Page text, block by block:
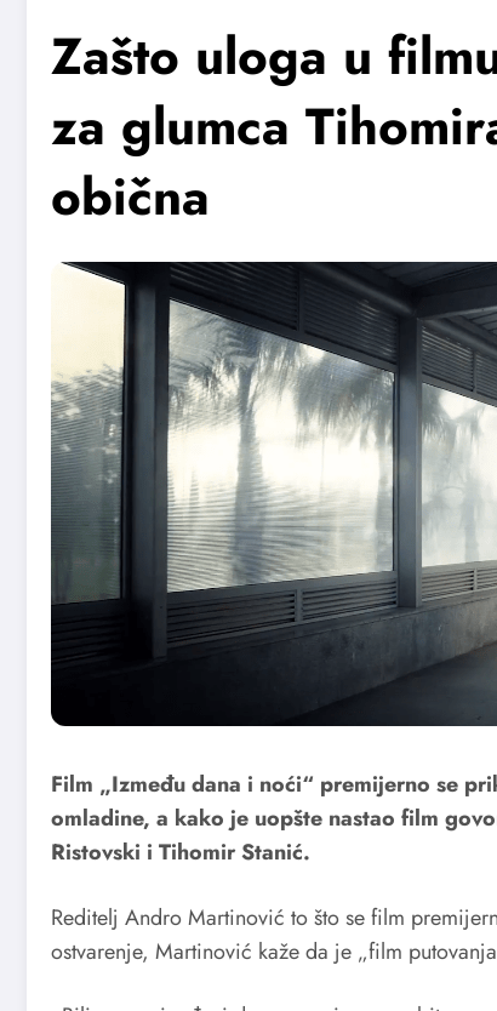
Zašto uloga u
za glumca
obična
Film „Između dana i noći“ premijerno se
omladine, a kako je uopšte nastao film
Ristovski i Tihomir Stanić.
Reditelj Andro Martinović to što se film
ostvarenje, Martinović kaže da je „film